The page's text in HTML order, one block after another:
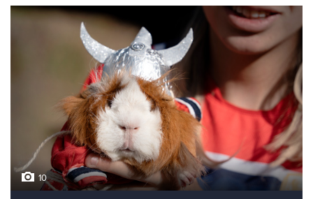
10